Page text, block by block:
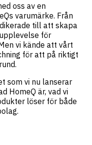
oss av en
varumärke. Från
till att skapa
för
vi kände att vårt
för att på riktigt
som vi nu lanserar
HomeQ är, vad vi
löser för både